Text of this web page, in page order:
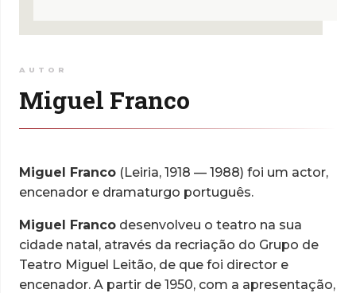
AUTOR
Miguel Franco
Miguel Franco (Leiria, 1918 — 1988) foi um actor,
encenador e dramaturgo português.
Miguel Franco desenvolveu o teatro na sua
cidade natal, através da recriação do Grupo de
Teatro Miguel Leitão, de que foi director e
encenador. A partir de 1950, com a apresentação,